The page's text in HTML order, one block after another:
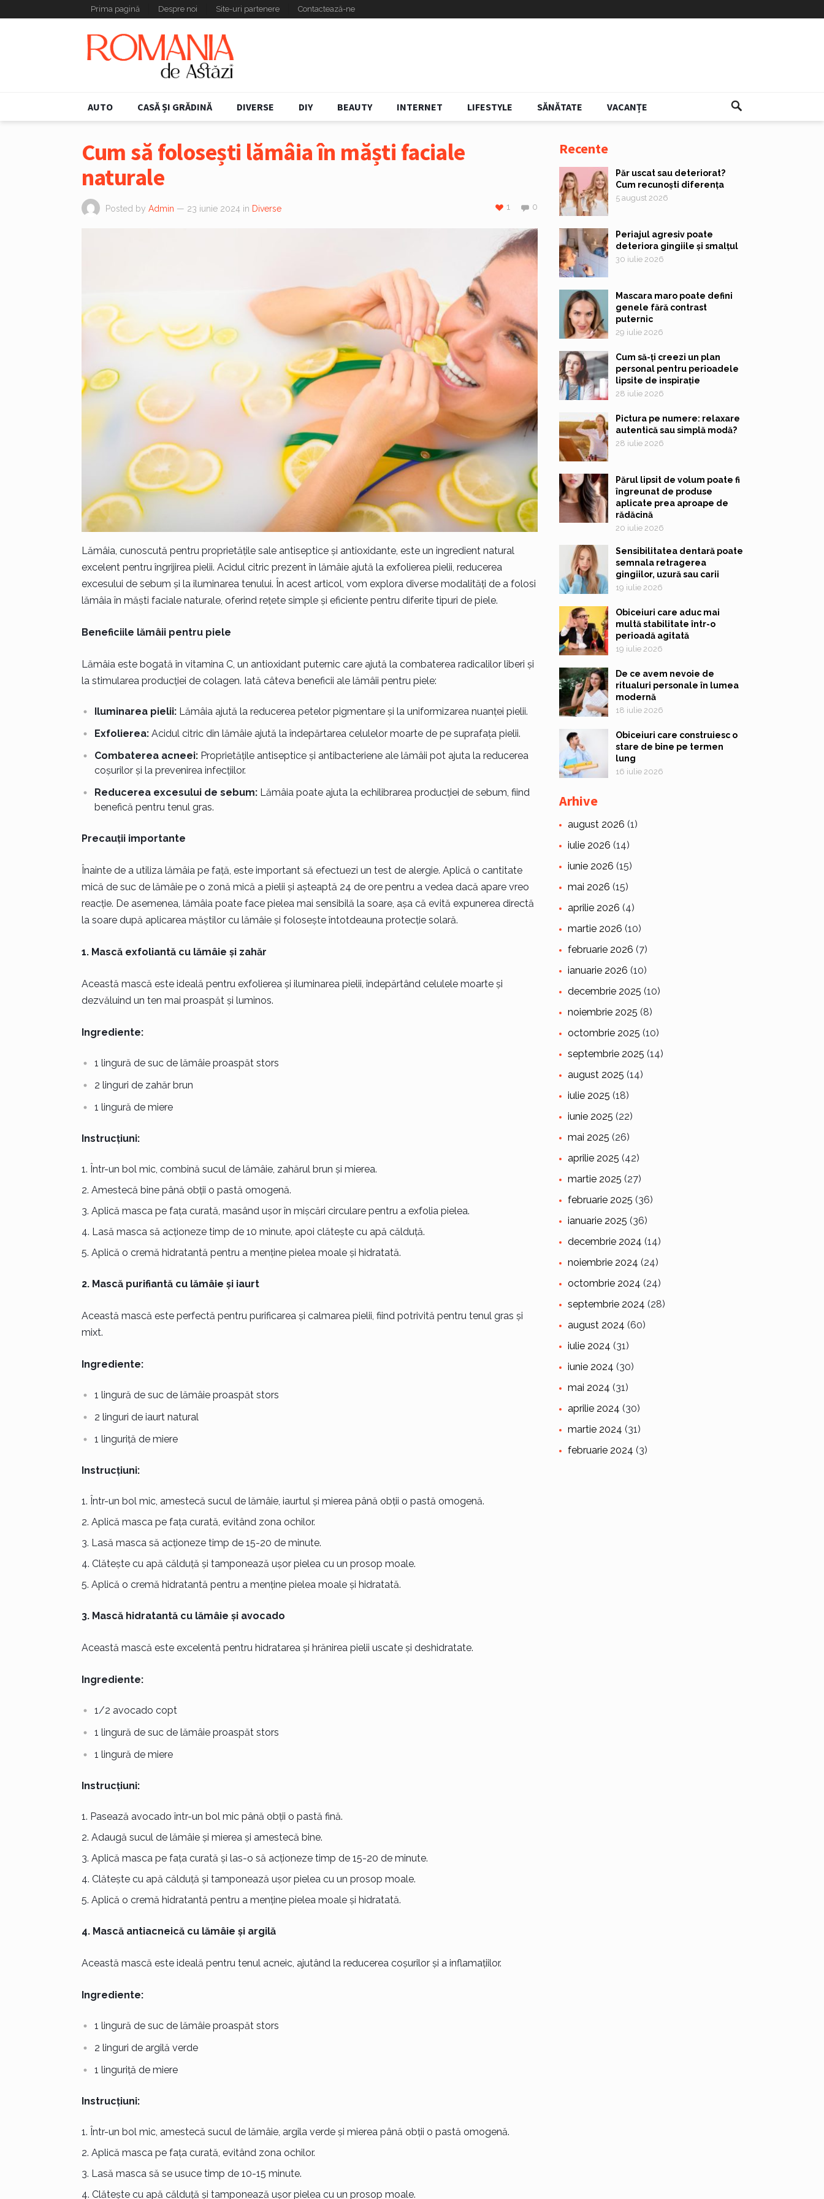
Prima pagină Despre noi Site-uri partenere Contactează-ne
AUTO CASĂ ȘI GRĂDINĂ DIVERSE DIY BEAUTY INTERNET LIFESTYLE SĂNĂTATE VACANȚE
Cum să folosești lămâia în măști faciale
naturale
Posted by Admin — 23 iunie 2024 in Diverse 0
1
Lămâia, cunoscută pentru proprietățile sale antiseptice și antioxidante, este un ingredient natural
excelent pentru îngrijirea pielii. Acidul citric prezent în lămâie ajută la exfolierea pielii, reducerea
excesului de sebum și la iluminarea tenului. În acest articol, vom explora diverse modalități de a folosi
lămâia în măști faciale naturale, oferind rețete simple și eficiente pentru diferite tipuri de piele.
Beneficiile lămâii pentru piele
Lămâia este bogată în vitamina C, un antioxidant puternic care ajută la combaterea radicalilor liberi și
la stimularea producției de colagen. Iată câteva beneficii ale lămâii pentru piele:
Iluminarea pielii:Lămâia ajută la reducerea petelor pigmentare și la uniformizarea nuanței pielii.
Exfolierea:Acidul citric din lămâie ajută la îndepărtarea celulelor moarte de pe suprafața pielii.
Combaterea acneei:Proprietățile antiseptice și antibacteriene ale lămâii pot ajuta la reducerea
coșurilor și la prevenirea infecțiilor.
Reducerea excesului de sebum:Lămâia poate ajuta la echilibrarea producției de sebum, fiind
benefică pentru tenul gras.
Precauții importante
Înainte de a utiliza lămâia pe față, este important să efectuezi un test de alergie. Aplică o cantitate
mică de suc de lămâie pe o zonă mică a pielii și așteaptă 24 de ore pentru a vedea dacă apare vreo
reacție. De asemenea, lămâia poate face pielea mai sensibilă la soare, așa că evită expunerea directă
la soare după aplicarea măștilor cu lămâie și folosește întotdeauna protecție solară.
1. Mască exfoliantă cu lămâie și zahăr
Această mască este ideală pentru exfolierea și iluminarea pielii, îndepărtând celulele moarte și
dezvăluind un ten mai proaspăt și luminos.
Ingrediente:
1 lingură de suc de lămâie proaspăt stors
2 linguri de zahăr brun
1 lingură de miere
Instrucțiuni:
Într-un bol mic, combină sucul de lămâie, zahărul brun și mierea.
Amestecă bine până obții o pastă omogenă.
Aplică masca pe fața curată, masând ușor în mișcări circulare pentru a exfolia pielea.
Lasă masca să acționeze timp de 10 minute, apoi clătește cu apă călduță.
Aplică o cremă hidratantă pentru a menține pielea moale și hidratată.
2. Mască purifiantă cu lămâie și iaurt
Această mască este perfectă pentru purificarea și calmarea pielii, fiind potrivită pentru tenul gras și
mixt.
Ingrediente:
1 lingură de suc de lămâie proaspăt stors
2 linguri de iaurt natural
1 linguriță de miere
Instrucțiuni:
Într-un bol mic, amestecă sucul de lămâie, iaurtul și mierea până obții o pastă omogenă.
Aplică masca pe fața curată, evitând zona ochilor.
Lasă masca să acționeze timp de 15-20 de minute.
Clătește cu apă călduță și tamponează ușor pielea cu un prosop moale.
Aplică o cremă hidratantă pentru a menține pielea moale și hidratată.
3. Mască hidratantă cu lămâie și avocado
Această mască este excelentă pentru hidratarea și hrănirea pielii uscate și deshidratate.
Ingrediente:
1/2 avocado copt
1 lingură de suc de lămâie proaspăt stors
1 lingură de miere
Instrucțiuni:
Pasează avocado într-un bol mic până obții o pastă fină.
Adaugă sucul de lămâie și mierea și amestecă bine.
Aplică masca pe fața curată și las-o să acționeze timp de 15-20 de minute.
Clătește cu apă călduță și tamponează ușor pielea cu un prosop moale.
Aplică o cremă hidratantă pentru a menține pielea moale și hidratată.
4. Mască antiacneică cu lămâie și argilă
Această mască este ideală pentru tenul acneic, ajutând la reducerea coșurilor și a inflamațiilor.
Ingrediente:
1 lingură de suc de lămâie proaspăt stors
2 linguri de argilă verde
1 linguriță de miere
Instrucțiuni:
Într-un bol mic, amestecă sucul de lămâie, argila verde și mierea până obții o pastă omogenă.
Aplică masca pe fața curată, evitând zona ochilor.
Lasă masca să se usuce timp de 10-15 minute.
Clătește cu apă călduță și tamponează ușor pielea cu un prosop moale.
Recente
Păr uscat sau deteriorat?
Cum recunoști diferența
5 august 2026
Periajul agresiv poate
deteriora gingiile și smalțul
30 iulie 2026
Mascara maro poate defini
genele fără contrast
puternic
29 iulie 2026
Cum să-ți creezi un plan
personal pentru perioadele
lipsite de inspirație
28 iulie 2026
Pictura pe numere: relaxare
autentică sau simplă modă?
28 iulie 2026
Părul lipsit de volum poate fi
îngreunat de produse
aplicate prea aproape de
rădăcină
20 iulie 2026
Sensibilitatea dentară poate
semnala retragerea
gingiilor, uzură sau carii
19 iulie 2026
Obiceiuri care aduc mai
multă stabilitate într-o
perioadă agitată
19 iulie 2026
De ce avem nevoie de
ritualuri personale în lumea
modernă
18 iulie 2026
Obiceiuri care construiesc o
stare de bine pe termen
lung
16 iulie 2026
Arhive
august 2026 (1)
iulie 2026 (14)
iunie 2026 (15)
mai 2026 (15)
aprilie 2026 (4)
martie 2026 (10)
februarie 2026 (7)
ianuarie 2026 (10)
decembrie 2025 (10)
noiembrie 2025 (8)
octombrie 2025 (10)
septembrie 2025 (14)
august 2025 (14)
iulie 2025 (18)
iunie 2025 (22)
mai 2025 (26)
aprilie 2025 (42)
martie 2025 (27)
februarie 2025 (36)
ianuarie 2025 (36)
decembrie 2024 (14)
noiembrie 2024 (24)
octombrie 2024 (24)
septembrie 2024 (28)
august 2024 (60)
iulie 2024 (31)
iunie 2024 (30)
mai 2024 (31)
aprilie 2024 (30)
martie 2024 (31)
februarie 2024 (3)